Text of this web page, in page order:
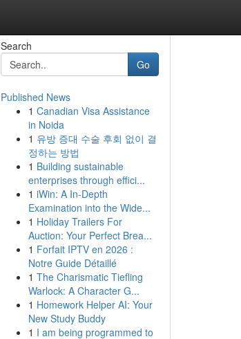
Search
Go
Published News
1 Canadian Visa Assistance
in Noida
1 유방 증대 수술 후회 없이 결
정하는 방법
1 Building sustainable
enterprises through effici...
1 iWin: A In-Depth
Examination into the Wide...
1 Holiday Trailers For
Auction: Your Perfect Brea...
1 Forfait IPTV en 2026 :
Notre Guide Détaillé
1 The Charismatic Tiefling
Warlock: A Character G...
1 Homework Helper AI: Your
New Study Buddy
1 I am being programmed to